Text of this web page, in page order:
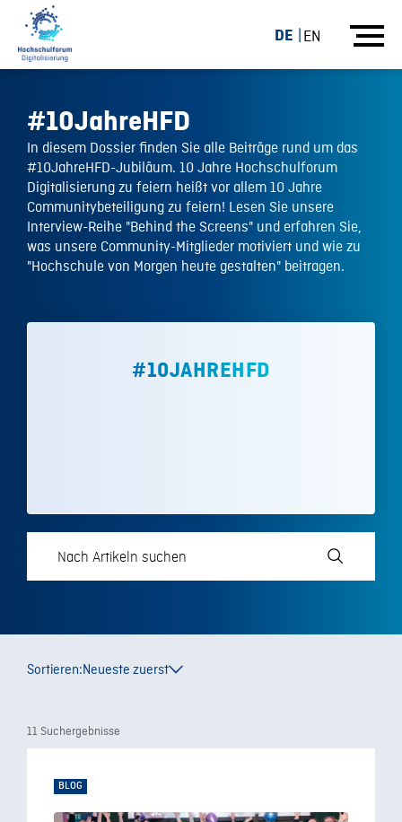
DE EN
#10JahreHFD
In diesem Dossier finden Sie alle Beiträge rund um das
#10JahreHFD-Jubiläum. 10 Jahre Hochschulforum
Digitalisierung zu feiern heißt vor allem 10 Jahre
Communitybeteiligung zu feiern! Lesen Sie unsere
Interview-Reihe "Behind the Screens" und erfahren Sie,
was unsere Community-Mitglieder motiviert und wie zu
"Hochschule von Morgen heute gestalten" beitragen.
#10JAHREHFD
Sortieren:Neueste zuerst
11 Suchergebnisse
BLOG